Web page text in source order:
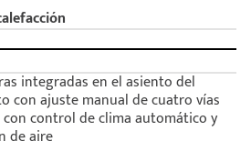
integradas en el asiento del
con ajuste manual de cuatro vías
control de clima automático y
de aire